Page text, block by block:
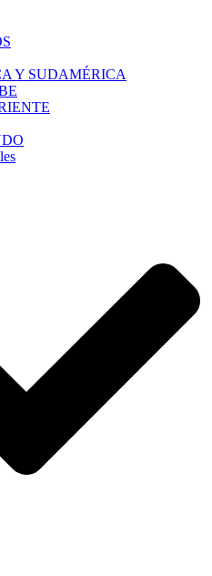
Y SUDAMÉRICA